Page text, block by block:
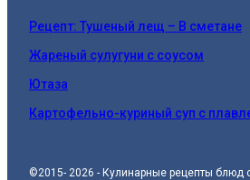
Рецепт: Тушеный лещ – В сметане
Жареный сулугуни с соусом
Ютаза
Картофельно-куриный суп с
©2015- 2026 - Кулинарные рецепты блюд